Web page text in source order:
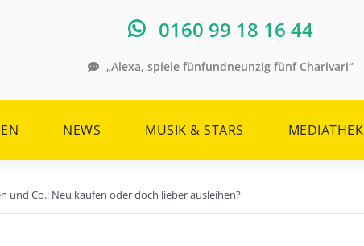
0160 99 18 16 44
„Alexa, spiele fünfundneunzig fünf Charivari“
NEWS MUSIK & STARS MEDIATHEK
und Co.: Neu kaufen oder doch lieber ausleihen?